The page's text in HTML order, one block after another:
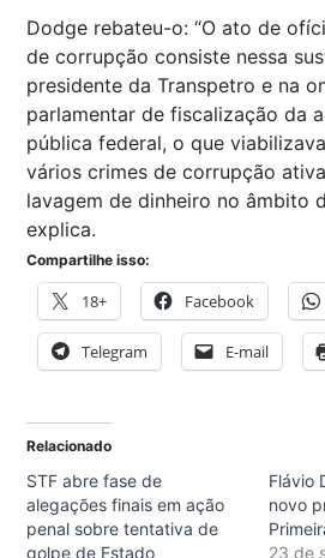
Dodge rebateu-o: “O ato de
de corrupção consiste nessa
presidente da Transpetro e na
parlamentar de fiscalização da
pública federal, o que
vários crimes de corrupção
lavagem de dinheiro no âmbito
explica.
Compartilhe isso:
18+ Facebook
Telegram E-mail
Relacionado
STF abre fase de
alegações finais em ação
penal sobre tentativa de
golpe de Estado
Flávio
novo
23 de